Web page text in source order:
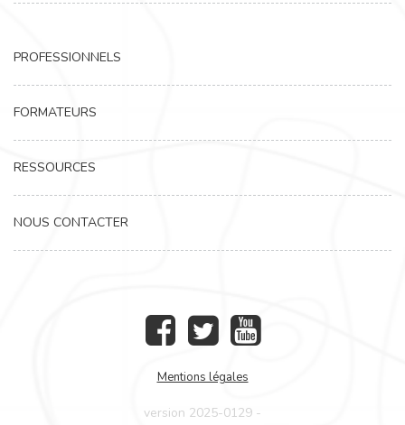
PROFESSIONNELS
FORMATEURS
RESSOURCES
NOUS CONTACTER
Mentions légales
version 2025-0129 -